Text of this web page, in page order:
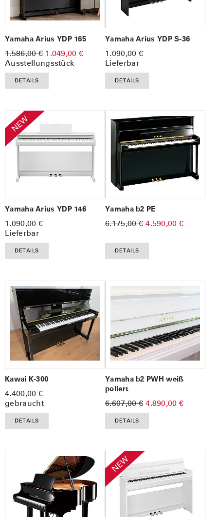
Yamaha Arius YDP 165
1.586,00 € 1.049,00 €
Ausstellungsstück
DETAILS
Yamaha Arius YDP S-36
1.090,00 €
Lieferbar
DETAILS
NEW
Yamaha Arius YDP 146
1.090,00 €
Lieferbar
DETAILS
Yamaha b2 PE
6.175,00 € 4.590,00 €
DETAILS
Kawai K-300
4.400,00 €
gebraucht
DETAILS
Yamaha b2 PWH weiß
poliert
6.607,00 € 4.890,00 €
DETAILS
NEW